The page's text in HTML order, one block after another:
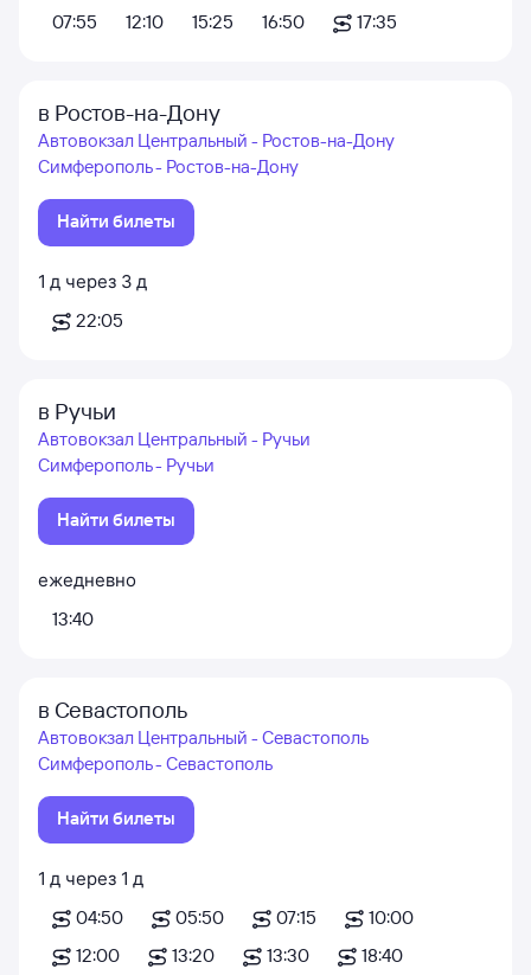
07:55
12:10 15:25 16:50 17:35
в Ростов-на-Дону
Автовокзал Центральный - Ростов-на-Дону
Симферополь - Ростов-на-Дону
Найти билеты
1 д через 3 д
22:05
в Ручьи
Автовокзал Центральный - Ручьи
Симферополь - Ручьи
Найти билеты
ежедневно
13:40
в Севастополь
Автовокзал Центральный - Севастополь
Симферополь - Севастополь
Найти билеты
1 д через 1 д
04:50
05:50 07:15
10:00
12:00
13:20 13:30
18:40